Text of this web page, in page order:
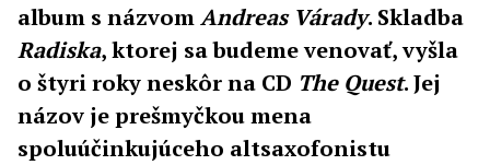
album s názvomAndreas Várady. Skladba
Radiska, ktorej sa budeme venovať, vyšla
o štyri roky neskôr na CD The Quest. Jej
názov je prešmyčkou mena
spoluúčinkujúceho altsaxofonistu